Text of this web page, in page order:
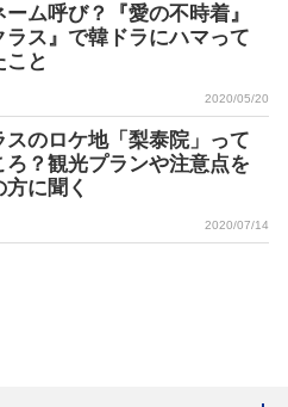
ム呼び？『愛の不時着』
ラス』で韓ドラにハマって
こと
2020/05/20
スのロケ地「梨泰院」って
ろ？観光プランや注意点を
に聞く
2020/07/14